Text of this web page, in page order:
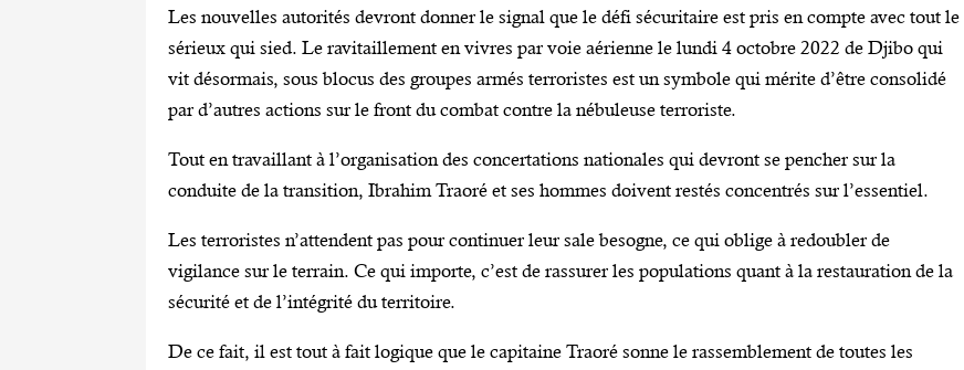
Les nouvelles autorités devront donner le signal que le défi sécuritaire est pris en compte avec tout le
sérieux qui sied. Le ravitaillement en vivres par voie aérienne le lundi 4 octobre 2022 de Djibo qui
vit désormais, sous blocus des groupes armés terroristes est un symbole qui mérite d’être consolidé
par d’autres actions sur le front du combat contre la nébuleuse terroriste.
Tout en travaillant à l’organisation des concertations nationales qui devront se pencher sur la
conduite de la transition, Ibrahim Traoré et ses hommes doivent restés concentrés sur l’essentiel.
Les terroristes n’attendent pas pour continuer leur sale besogne, ce qui oblige à redoubler de
vigilance sur le terrain. Ce qui importe, c’est de rassurer les populations quant à la restauration de la
sécurité et de l’intégrité du territoire.
De ce fait, il est tout à fait logique que le capitaine Traoré sonne le rassemblement de toutes les